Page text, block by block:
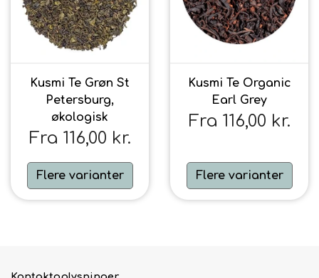
Kusmi Te Grøn St
Petersburg,
økologisk
Fra 116,00 kr.
Flere varianter
Kusmi Te Organic
Earl Grey
Fra 116,00 kr.
Flere varianter